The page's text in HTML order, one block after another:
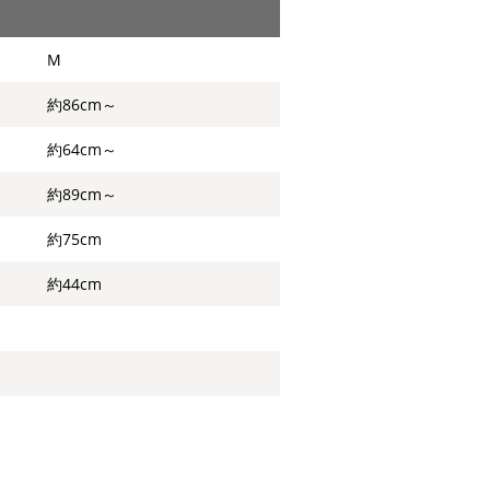
M
約86cm～
約64cm～
約89cm～
約75cm
約44cm